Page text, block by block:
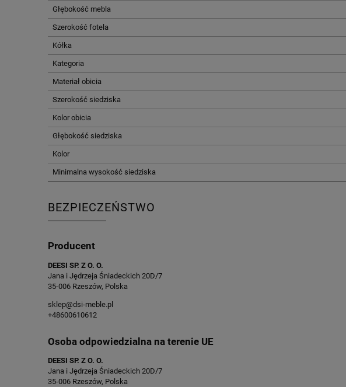
Głębokość mebla
Szerokość fotela
Kółka
Kategoria
Materiał obicia
Szerokość siedziska
Kolor obicia
Głębokość siedziska
Kolor
Minimalna wysokość siedziska
BEZPIECZEŃSTWO
Producent
DEESI SP. Z O. O.
Jana i Jędrzeja Śniadeckich 20D/7
35-006 Rzeszów, Polska
sklep@dsi-meble.pl
+48600610612
Osoba odpowiedzialna na terenie UE
DEESI SP. Z O. O.
Jana i Jędrzeja Śniadeckich 20D/7
35-006 Rzeszów, Polska